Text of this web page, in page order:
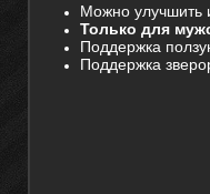
Можно улучшить
Только для
Поддержка
Поддержка